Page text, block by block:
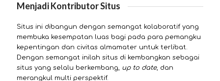
Menjadi Kontributor Situs
Situs ini dibangun dengan semangat kolaboratif yang
membuka kesempatan luas bagi pada para pemangku
kepentingan dan civitas almamater untuk terlibat.
Dengan semangat inilah situs di kembangkan sebagai
situs yang selalu berkembang, up to date, dan
merangkul multi perspektif.